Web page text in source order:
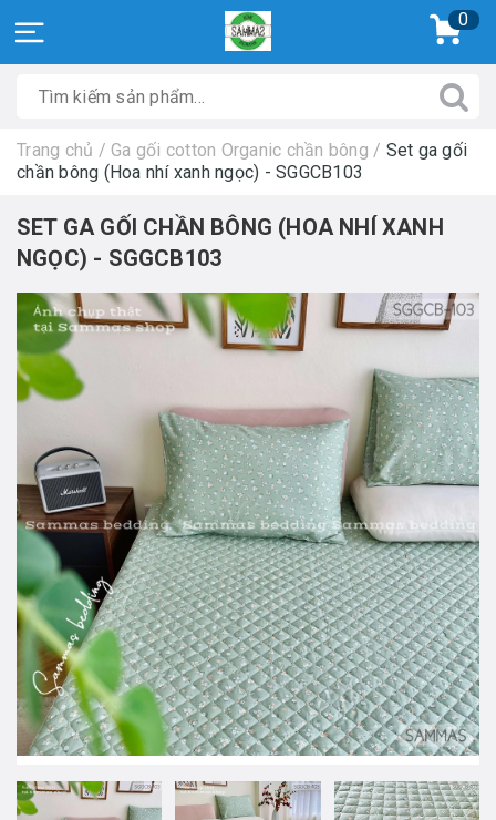
0
Trang chủ / Ga gối cotton Organic chần bông / Set ga gối
chần bông (Hoa nhí xanh ngọc) - SGGCB103
SET GA GỐI CHẦN BÔNG (HOA NHÍ XANH
NGỌC) - SGGCB103